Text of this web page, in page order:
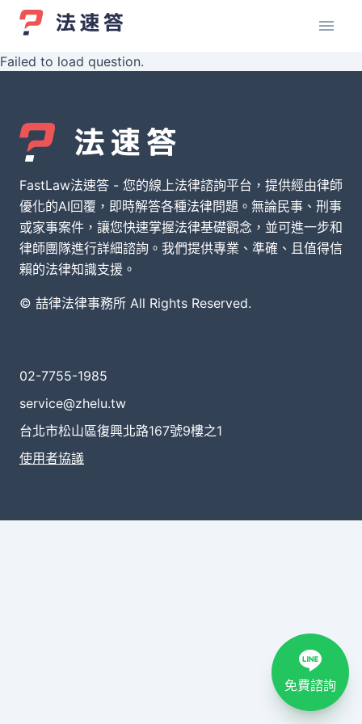
Failed to load question.
FastLaw法速答 - 您的線上法律諮詢平台，提供經由律師
優化的AI回覆，即時解答各種法律問題。無論民事、刑事
或家事案件，讓您快速掌握法律基礎觀念，並可進一步和
律師團隊進行詳細諮詢。我們提供專業、準確、且值得信
賴的法律知識支援。
© 喆律法律事務所 All Rights Reserved.
02-7755-1985
service@zhelu.tw
台北市松山區復興北路167號9樓之1
使用者協議
免費諮詢